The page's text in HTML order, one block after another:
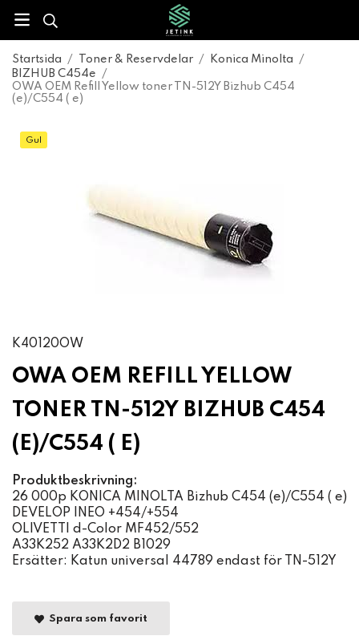
Startsida / Toner & Reservdelar / Konica Minolta
/
BIZHUB C454e
/
OWA OEM Refill Yellow toner TN-512Y Bizhub C454
(e)/C554 ( e)
Gul
K40120OW
OWA OEM REFILL YELLOW
TONER TN-512Y BIZHUB C454
(E)/C554 ( E)
Produktbeskrivning:
26 000p KONICA MINOLTA Bizhub C454 (e)/C554 ( e)
DEVELOP INEO +454/+554
OLIVETTI d-Color MF452/552
A33K252 A33K2D2 B1029
Ersätter: Katun universal 44789 endast för TN-512Y
Spara som favorit